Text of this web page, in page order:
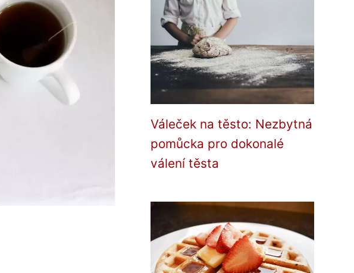
Váleček na těsto: Nezbytná
pomůcka pro dokonalé
válení těsta